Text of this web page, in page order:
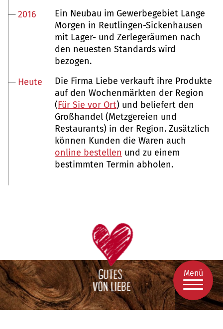
2016
Ein Neubau im Gewerbegebiet Lange
Morgen in Reutlingen-Sickenhausen
mit Lager- und Zerlegeräumen nach
den neuesten Standards wird
bezogen.
Heute
Die Firma Liebe verkauft ihre Produkte
auf den Wochenmärkten der Region
(Für Sie vor Ort) und beliefert den
Großhandel (Metzgereien und
Restaurants) in der Region. Zusätzlich
können Kunden die Waren auch
online bestellen und zu einem
bestimmten Termin abholen.
Menü